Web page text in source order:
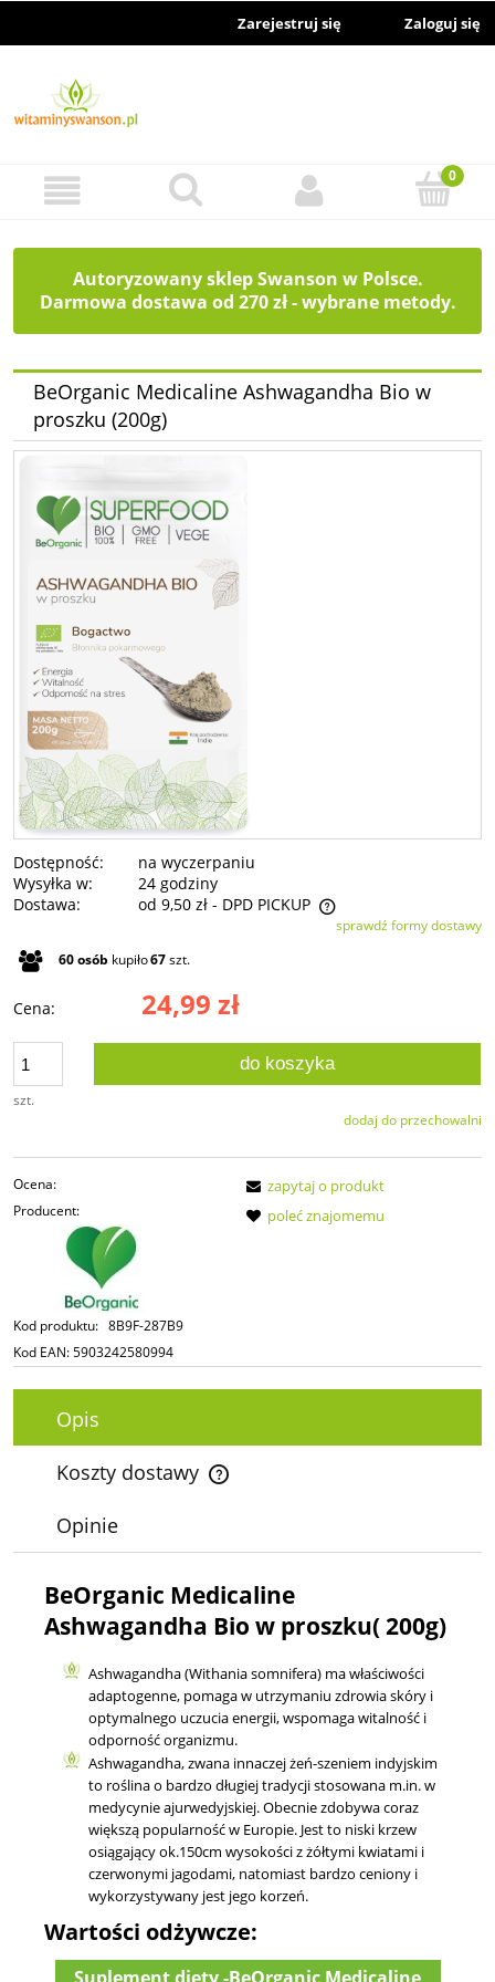
Zarejestruj się Zaloguj się
Autoryzowany sklep Swanson w Polsce.
Darmowa dostawa od 270 zł - wybrane metody.
BeOrganic Medicaline Ashwagandha Bio w
proszku (200g)
Dostępność:
na wyczerpaniu
Wysyłka w:
24 godziny
Dostawa:
od 9,50 zł - DPD PICKUP
Cena nie zawiera ewentualnych kosztów płatnościsprawdź formy dostawy
60osób kupiło67szt.
Cena: 24,99 zł
szt.
do koszyka
dodaj do przechowalni
Ocena:
Producent:
Kod produktu: 8B9F-287B9
Kod EAN:5903242580994
zapytaj o produkt
poleć znajomemu
Opis
Koszty dostawy
Cena nie zawiera ewentualnych kosztów płatności
Opinie
BeOrganic Medicaline
Ashwagandha Bio w proszku( 200g)
Ashwagandha (Withania somnifera) ma właściwości
adaptogenne, pomaga w utrzymaniu zdrowia skóry i
optymalnego uczucia energii, wspomaga witalność i
odporność organizmu.
Ashwagandha, zwana innaczej żeń-szeniem indyjskim
to roślina o bardzo długiej tradycji stosowana m.in. w
medycynie ajurwedyjskiej. Obecnie zdobywa coraz
większą popularność w Europie. Jest to niski krzew
osiągający ok.150cm wysokości z żółtymi kwiatami i
czerwonymi jagodami, natomiast bardzo ceniony i
wykorzystywany jest jego korzeń.
Wartości odżywcze: